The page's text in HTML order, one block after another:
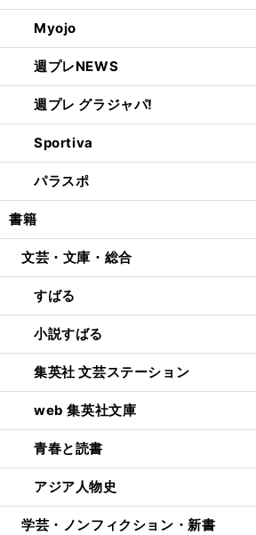
Myojo
週プレNEWS
週プレ グラジャパ!
Sportiva
パラスポ
書籍
文芸・文庫・総合
すばる
小説すばる
集英社 文芸ステーション
web 集英社文庫
青春と読書
アジア人物史
学芸・ノンフィクション・新書